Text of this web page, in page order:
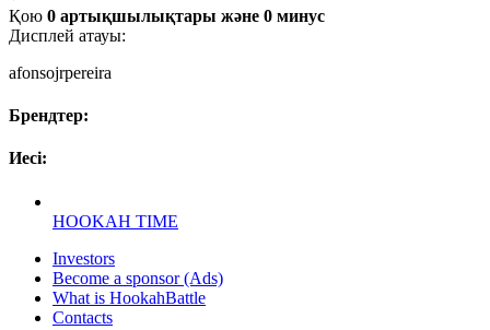
Қою 0 артықшылықтары және 0 минус
Дисплей атауы:
afonsojrpereira
Брендтер:
Иесі:
HOOKAH TIME
Investors
Become a sponsor (Ads)
What is HookahBattle
Contacts